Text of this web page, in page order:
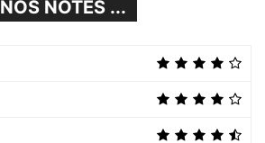
NOS NOTES ...